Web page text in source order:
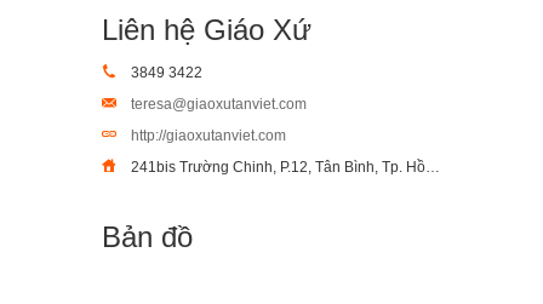
Liên hệ Giáo Xứ
3849 3422
teresa@giaoxutanviet.com
http://giaoxutanviet.com
241bis Trường Chinh, P.12, Tân Bình, Tp. Hồ Chí Minh
Bản đồ